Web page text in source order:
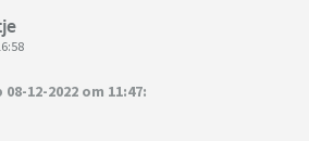
12-2022 om 11:47: